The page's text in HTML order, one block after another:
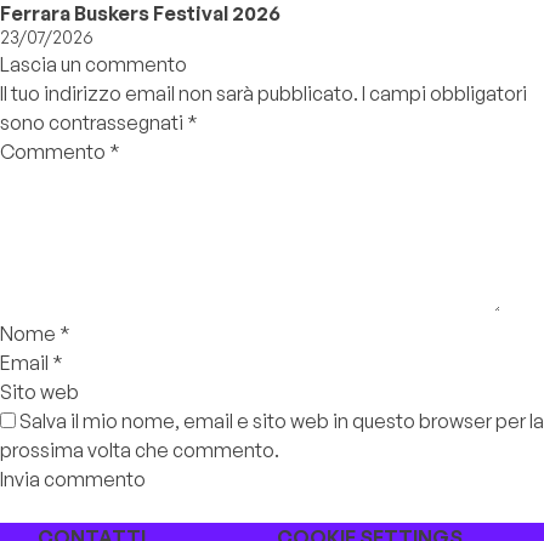
Ferrara Buskers Festival 2026
23/07/2026
Lascia un commento
Il tuo indirizzo email non sarà pubblicato. I campi obbligatori
sono contrassegnati *
Commento *
Nome *
Email *
Sito web
Salva il mio nome, email e sito web in questo browser per la
prossima volta che commento.